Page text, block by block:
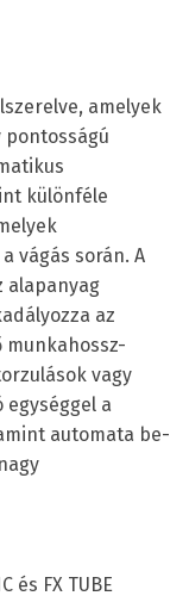
amelyek
pontosságú
különféle
vágás során. A
alapanyag
az
munkahossz-
vagy
a
automata be-
és FX TUBE